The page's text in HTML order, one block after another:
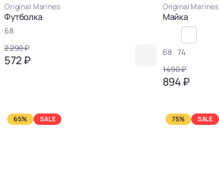
Original Marines
Футболка
68
2 290 ₽
572 ₽
Original Marines
Майка
68
74
1 490 ₽
894 ₽
65% SALE 75% SALE